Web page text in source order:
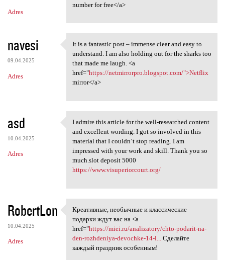
Adres
number for free</a>
navesi
09.04.2025
Adres
It is a fantastic post –
It is a fantastic post – immense clear and easy to
understand. I am also holding out for the sharks too
that made me laugh. <a
href="https://netmirrorpro.blogspot.com/">Netflix
mirror</a>
asd
10.04.2025
Adres
I admire this article for the
I admire this article for the well-researched content
and excellent wording. I got so involved in this
material that I couldn’t stop reading. I am
impressed with your work and skill. Thank you so
much.slot deposit 5000
https://www.visuperiorcourt.org/
RobertLon
10.04.2025
Adres
Креативные, необычные и
Креативные, необычные и классические
подарки ждут вас на <a
href="https://miei.ru/analizatory/chto-podarit-na-
den-rozhdeniya-devochke-14-l...
Сделайте
каждый праздник особенным!